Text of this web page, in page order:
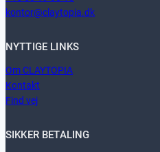
kontor@claytopia.dk
NYTTIGE LINKS
Om CLAYTOPIA
Kontakt
Find vej
SIKKER BETALING